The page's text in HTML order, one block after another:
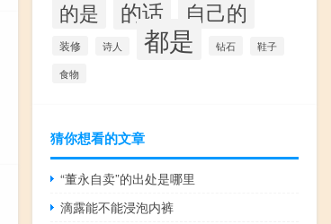
的是
的话 自己的
装修 诗人 都是 钻石 鞋子
食物
猜你想看的文章
“董永自卖”的出处是哪里
滴露能不能浸泡内裤